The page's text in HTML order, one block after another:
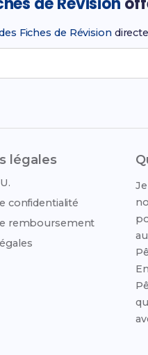
Fiches de Révision
légales
confidentialité
remboursement